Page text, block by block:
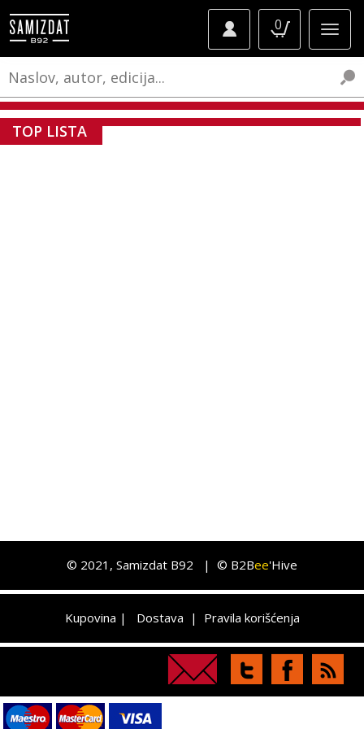
0
TOP LISTA
© 2021 , Samizdat B92 | © B2Bee'Hive
Kupovina | Dostava | Pravila korišćenja